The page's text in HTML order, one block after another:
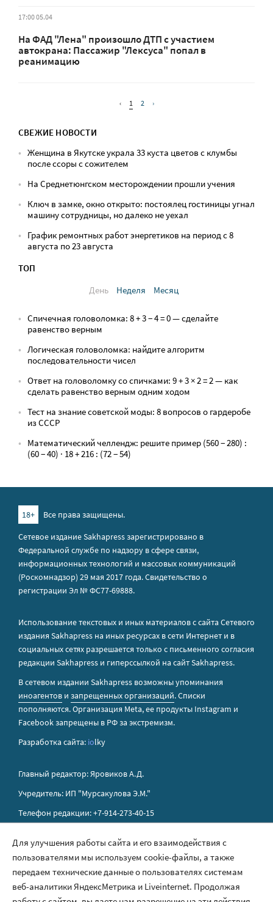
17:00 05.04
На ФАД "Лена" произошло ДТП с участием
автокрана: Пассажир "Лексуса" попал в
реанимацию
‹ 1 2 ›
СВЕЖИЕ НОВОСТИ
Женщина в Якутске украла 33 куста цветов с клумбы
после ссоры с сожителем
На Среднетюнгском месторождении прошли учения
Ключ в замке, окно открыто: постоялец гостиницы угнал
машину сотрудницы, но далеко не уехал
График ремонтных работ энергетиков на период с 8
августа по 23 августа
ТОП
День
Неделя Месяц
Спичечная головоломка: 8 + 3 − 4 = 0 — сделайте
равенство верным
Логическая головоломка: найдите алгоритм
последовательности чисел
Ответ на головоломку со спичками: 9 + 3 × 2 = 2 — как
сделать равенство верным одним ходом
Тест на знание советской моды: 8 вопросов о гардеробе
из СССР
Математический челлендж: решите пример (560 − 280) :
(60 − 40) · 18 + 216 : (72 − 54)
18+
Все права защищены.
Сетевое издание Sakhapress зарегистрировано в
Федеральной службе по надзору в сфере связи,
информационных технологий и массовых коммуникаций
(Роскомнадзор) 29 мая 2017 года. Свидетельство о
регистрации Эл № ФС77-69888.
Использование текстовых и иных материалов с сайта Сетевого
издания Sakhapress на иных ресурсах в сети Интернет и в
социальных сетях разрешается только с письменного согласия
редакции Sakhapress и гиперссылкой на сайт Sakhapress.
В сетевом издании Sakhapress возможны упоминания
иноагентов и запрещенных организаций. Списки
пополняются. Организация Metа, ее продукты Instagram и
Facebook запрещены в РФ за экстремизм.
Разработка сайта: iolky
Главный редактор: Яровиков А.Д.
Учредитель: ИП "Мурсакулова Э.М."
Телефон редакции: +7-914-273-40-15
Правила сайта
Политика обработки персональных данных
Для улучшения работы сайта и его взаимодействия с
пользователями мы используем cookie-файлы, а также
передаем технические данные о пользователях системам
веб-аналитики ЯндексМетрика и Liveinternet. Продолжая